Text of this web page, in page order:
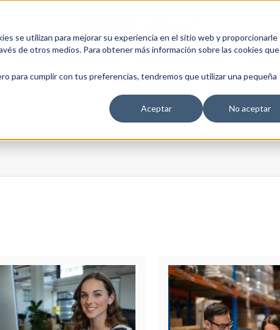
se utilizan para mejorar su experiencia en el sitio web y proporcionarle
de otros medios. Para obtener más información sobre las cookies que
para cumplir con tus preferencias, tendremos que utilizar una pequeña
Aceptar
No aceptar